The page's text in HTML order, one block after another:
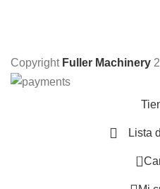
Copyright Fuller Machinery
Lista
0